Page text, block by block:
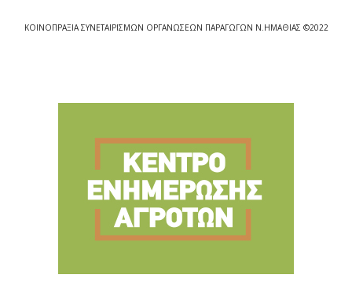
ΚΟΙΝΟΠΡΑΞΙΑ ΣΥΝΕΤΑΙΡΙΣΜΩΝ ΟΡΓΑΝΩΣΕΩΝ ΠΑΡΑΓΩΓΩΝ Ν.ΗΜΑΘΙΑΣ ©2022